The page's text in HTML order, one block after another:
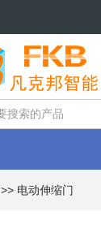
>> 电动伸缩门